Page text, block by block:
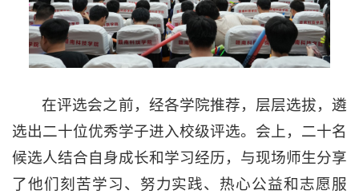
在评选会之前，经各学院推荐，层层选拔，遴
选出二十位优秀学子进入校级评选。会上，二十名
候选人结合自身成长和学习经历，与现场师生分享
了他们刻苦学习、努力实践、热心公益和志愿服